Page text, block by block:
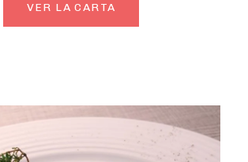
VER LA CARTA